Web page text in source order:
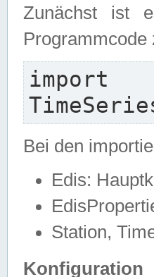
Zunächst ist
Programmcode
import
Bei den
Edis:
Station,
Konfiguration